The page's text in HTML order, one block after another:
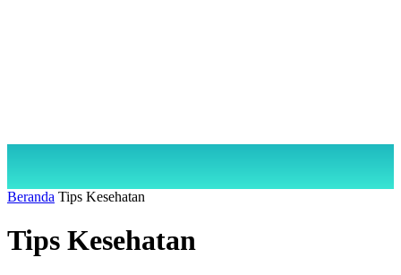
Beranda Tips Kesehatan
Tips Kesehatan